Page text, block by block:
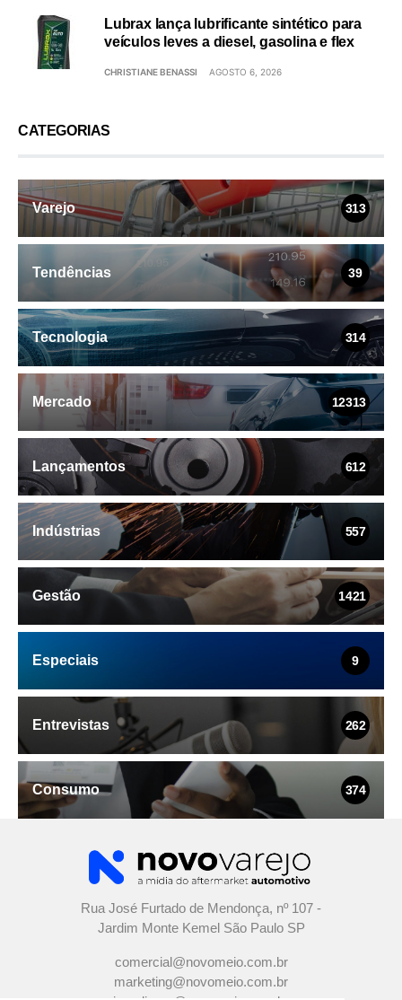
Lubrax lança lubrificante sintético para
veículos leves a diesel, gasolina e flex
CHRISTIANE BENASSI AGOSTO 6, 2026
CATEGORIAS
Varejo 313
Tendências 39
Tecnologia 314
Mercado 12313
Lançamentos 612
Indústrias 557
Gestão 1421
Especiais 9
Entrevistas 262
Consumo 374
Rua José Furtado de Mendonça, nº 107 -
Jardim Monte Kemel São Paulo SP
comercial@novomeio.com.br
marketing@novomeio.com.br